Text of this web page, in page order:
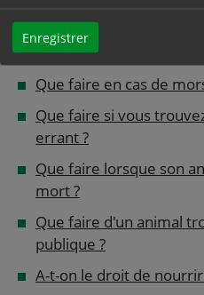
Enregistrer
compagnie ?
Peut-on promener son
Que faire en cas de
Que faire si vous
errant ?
Que faire lorsque son
mort ?
Que faire d'un animal
publique ?
A-t-on le droit de nourrir